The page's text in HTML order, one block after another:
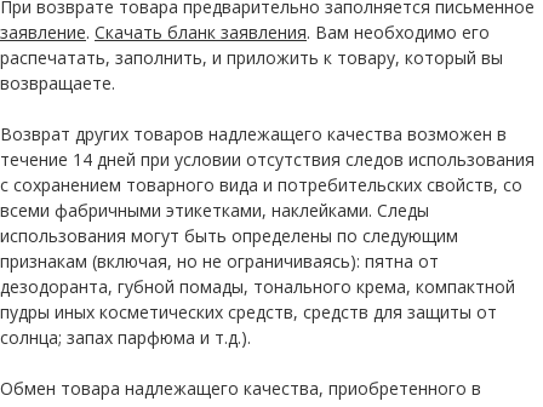
При возврате товара предварительно заполняется письменное
заявление. Скачать бланк заявления. Вам необходимо его
распечатать, заполнить, и приложить к товару, который вы
возвращаете.
Возврат других товаров надлежащего качества возможен в
течение 14 дней при условии отсутствия следов использования
с сохранением товарного вида и потребительских свойств, со
всеми фабричными этикетками, наклейками. Следы
использования могут быть определены по следующим
признакам (включая, но не ограничиваясь): пятна от
дезодоранта, губной помады, тонального крема, компактной
пудры иных косметических средств, средств для защиты от
солнца; запах парфюма и т.д.).
Обмен товара надлежащего качества, приобретенного в